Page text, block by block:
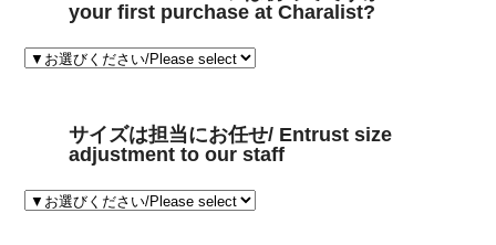
your first purchase at Charalist?
サイズは担当にお任せ/ Entrust size
adjustment to our staff